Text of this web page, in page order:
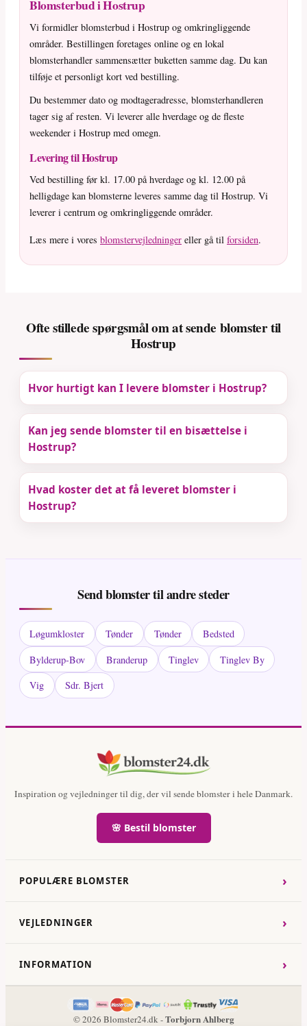
Blomsterbud i Hostrup
Vi formidler blomsterbud i Hostrup og omkringliggende
områder. Bestillingen foretages online og en lokal
blomsterhandler sammensætter buketten samme dag. Du kan
tilføje et personligt kort ved bestilling.
Du bestemmer dato og modtageradresse, blomsterhandleren
tager sig af resten. Vi leverer alle hverdage og de fleste
weekender i Hostrup med omegn.
Levering til Hostrup
Ved bestilling før kl. 17.00 på hverdage og kl. 12.00 på
helligdage kan blomsterne leveres samme dag til Hostrup. Vi
leverer i centrum og omkringliggende områder.
Læs mere i vores blomstervejledninger eller gå til forsiden.
Ofte stillede spørgsmål om at sende blomster til
Hostrup
Hvor hurtigt kan I levere blomster i Hostrup?
Kan jeg sende blomster til en bisættelse i
Hostrup?
Hvad koster det at få leveret blomster i
Hostrup?
Send blomster til andre steder
Løgumkloster Tønder Tønder
Bedsted
Bylderup-Bov
Branderup Tinglev
Tinglev By
Vig
Sdr. Bjert
Inspiration og vejledninger til dig, der vil sende blomster i hele Danmark.
🌸 Bestil blomster
POPULÆRE BLOMSTER ›
VEJLEDNINGER ›
INFORMATION ›
© 2026 Blomster24.dk -Torbjorn Ahlberg